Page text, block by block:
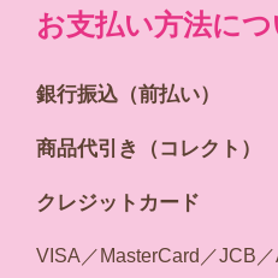
お支払い方法につ
銀行振込（前払い）
商品代引き（コレクト）
クレジットカード
VISA／MasterCard／JCB